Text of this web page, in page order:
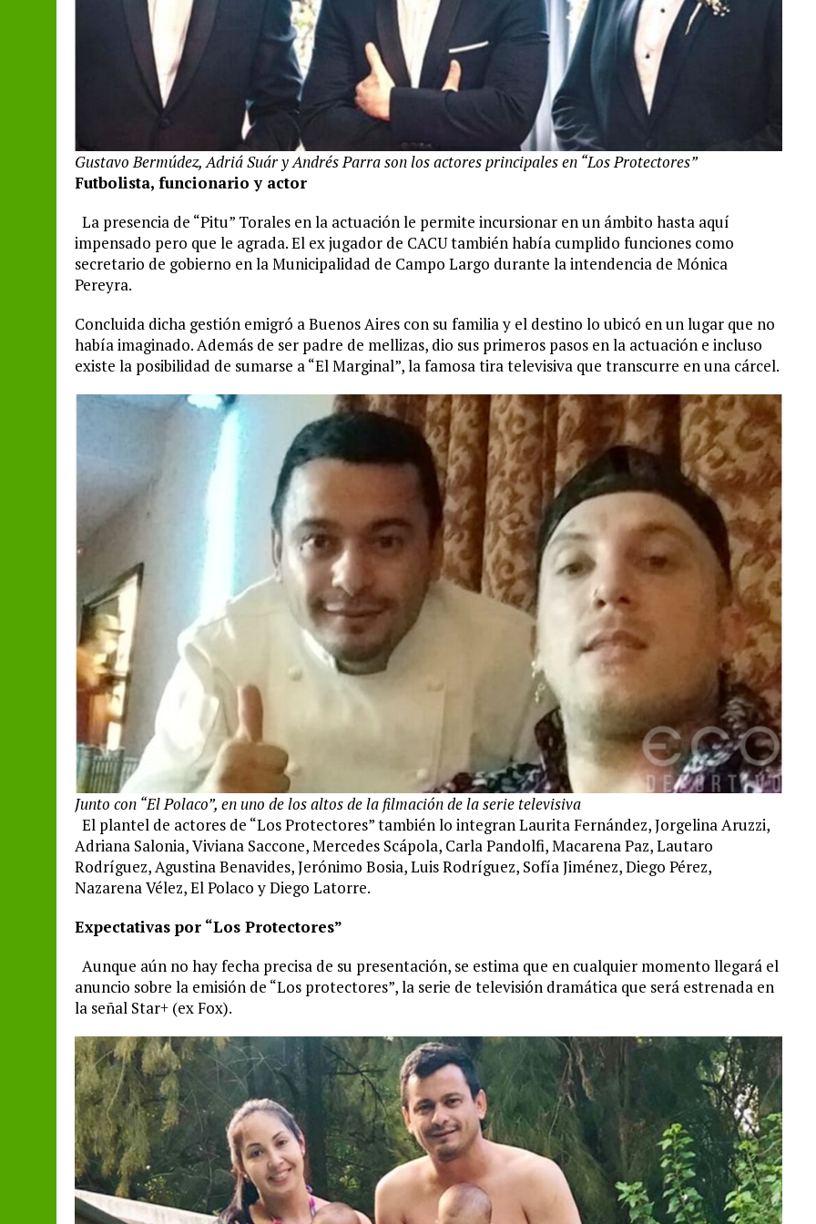
Gustavo Bermúdez, Adriá Suár y Andrés Parra son los actores principales en “Los Protectores”
Futbolista, funcionario y actor
La presencia de “Pitu” Torales en la actuación le permite incursionar en un ámbito hasta aquí
impensado pero que le agrada. El ex jugador de CACU también había cumplido funciones como
secretario de gobierno en la Municipalidad de Campo Largo durante la intendencia de Mónica
Pereyra.
Concluida dicha gestión emigró a Buenos Aires con su familia y el destino lo ubicó en un lugar que no
había imaginado. Además de ser padre de mellizas, dio sus primeros pasos en la actuación e incluso
existe la posibilidad de sumarse a “El Marginal”, la famosa tira televisiva que transcurre en una cárcel.
Junto con “El Polaco”, en uno de los altos de la filmación de la serie televisiva
El plantel de actores de “Los Protectores” también lo integran Laurita Fernández, Jorgelina Aruzzi,
Adriana Salonia, Viviana Saccone, Mercedes Scápola, Carla Pandolfi, Macarena Paz, Lautaro
Rodríguez, Agustina Benavides, Jerónimo Bosia, Luis Rodríguez, Sofía Jiménez, Diego Pérez,
Nazarena Vélez, El Polaco y Diego Latorre.
Expectativas por “Los Protectores”
Aunque aún no hay fecha precisa de su presentación, se estima que en cualquier momento llegará el
anuncio sobre la emisión de “Los protectores”, la serie de televisión dramática que será estrenada en
la señal Star+ (ex Fox).